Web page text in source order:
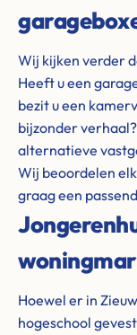
Wij kijken verder
Heeft u een
bezit u een
bijzonder
alternatieve
Wij beoordelen
graag een
Hoewel er in
hogeschool